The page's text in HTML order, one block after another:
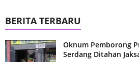
BERITA TERBARU
Oknum Pemborong
Serdang Ditahan